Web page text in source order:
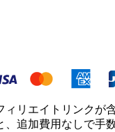
ィリエイトリンクが
、追加費用なしで手